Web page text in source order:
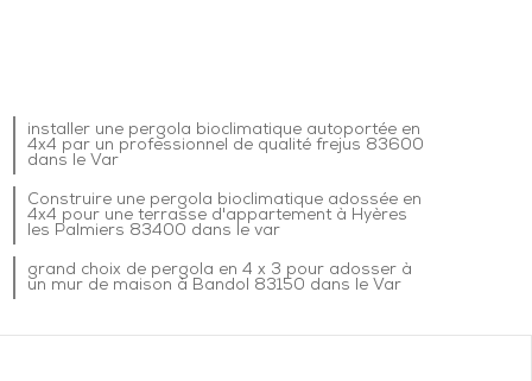
installer une pergola bioclimatique autoportée en
4x4 par un professionnel de qualité frejus 83600
dans le Var
Construire une pergola bioclimatique adossée en
4x4 pour une terrasse d'appartement à Hyères
les Palmiers 83400 dans le var
grand choix de pergola en 4 x 3 pour adosser à
un mur de maison à Bandol 83150 dans le Var